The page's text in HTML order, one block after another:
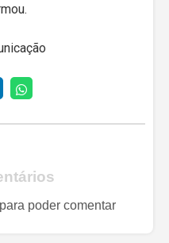
poder comentar